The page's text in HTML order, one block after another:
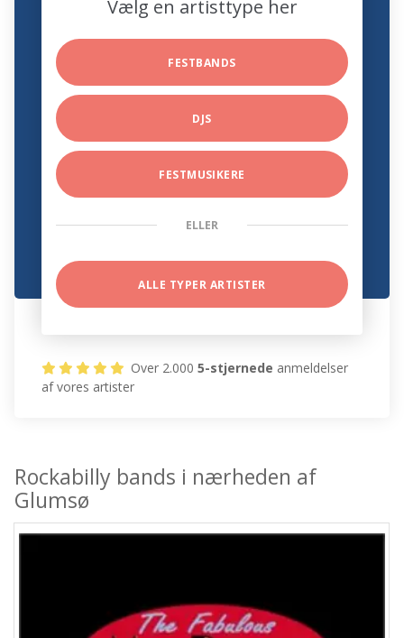
Vælg en artisttype her
FESTBANDS
DJS
FESTMUSIKERE
ELLER
ALLE TYPER ARTISTER
Over 2.0005-stjernede anmeldelser
af vores artister
Rockabilly bands i nærheden af
Glumsø